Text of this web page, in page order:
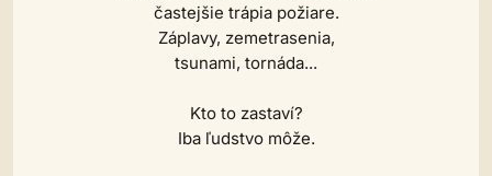
častejšie trápia požiare.
Záplavy, zemetrasenia,
tsunami, tornáda...
Kto to zastaví?
Iba ľudstvo môže.